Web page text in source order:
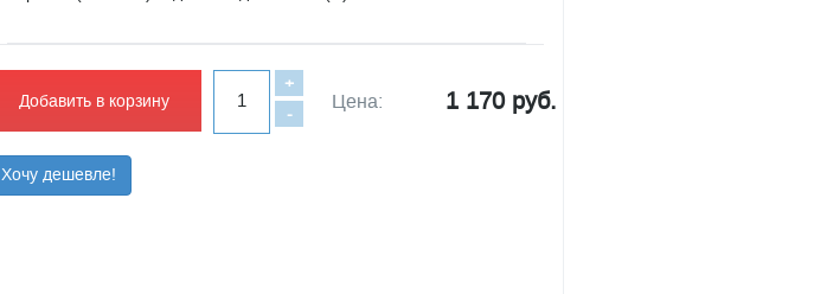
Цена: 1 170 руб.
Добавить в корзину
-
+
Хочу дешевле!